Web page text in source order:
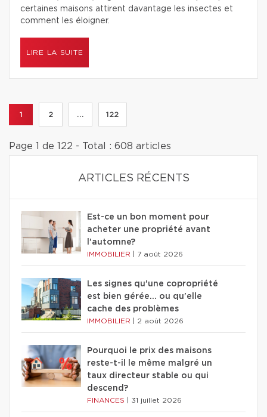
certaines maisons attirent davantage les insectes et
comment les éloigner.
LIRE LA SUITE
1 2 ... 122
Page 1 de 122 - Total : 608 articles
ARTICLES RÉCENTS
Est-ce un bon moment pour
acheter une propriété avant
l'automne?
IMMOBILIER 7 août 2026
Les signes qu'une copropriété
est bien gérée… ou qu'elle
cache des problèmes
IMMOBILIER 2 août 2026
Pourquoi le prix des maisons
reste-t-il le même malgré un
taux directeur stable ou qui
descend?
FINANCES 31 juillet 2026